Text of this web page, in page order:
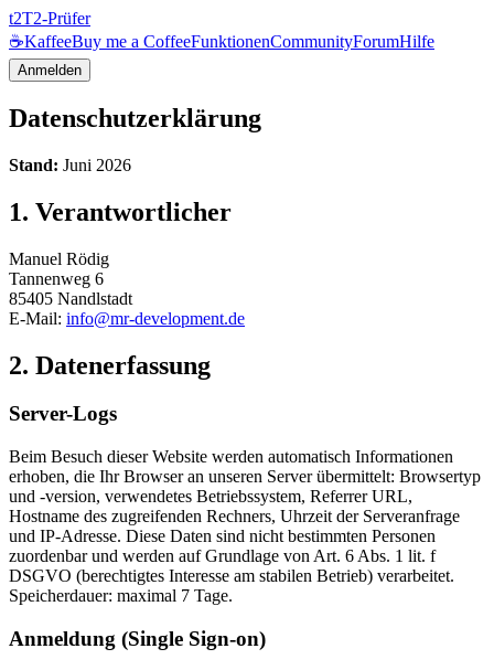
t2T2-Prüfer
☕KaffeeBuy me a CoffeeFunktionenCommunityForumHilfe
Anmelden
Datenschutzerklärung
Stand: Juni 2026
1. Verantwortlicher
Manuel Rödig
Tannenweg 6
85405 Nandlstadt
E-Mail: info@mr-development.de
2. Datenerfassung
Server-Logs
Beim Besuch dieser Website werden automatisch Informationen
erhoben, die Ihr Browser an unseren Server übermittelt: Browsertyp
und -version, verwendetes Betriebssystem, Referrer URL,
Hostname des zugreifenden Rechners, Uhrzeit der Serveranfrage
und IP-Adresse. Diese Daten sind nicht bestimmten Personen
zuordenbar und werden auf Grundlage von Art. 6 Abs. 1 lit. f
DSGVO (berechtigtes Interesse am stabilen Betrieb) verarbeitet.
Speicherdauer: maximal 7 Tage.
Anmeldung (Single Sign-on)